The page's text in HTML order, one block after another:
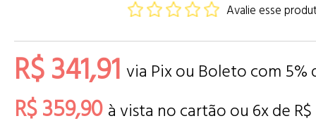
Avalie esse
R$ 341,91 via Pix ou Boleto com 5%
R$ 359,90 à vista no cartão ou 6x de